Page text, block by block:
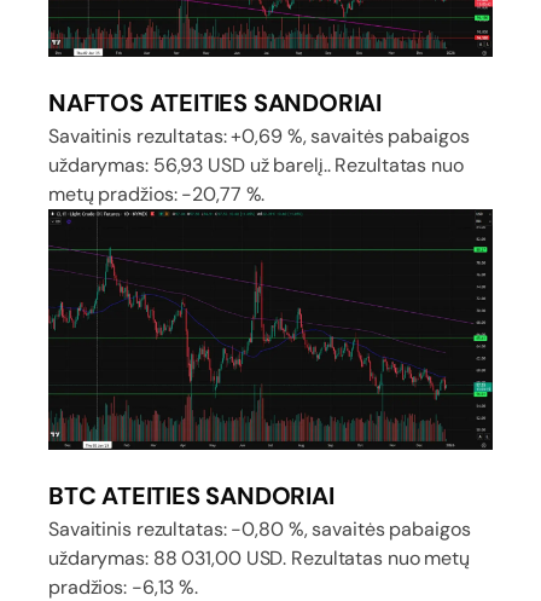
NAFTOS ATEITIES SANDORIAI
Savaitinis rezultatas: +0,69 %, savaitės pabaigos
uždarymas: 56,93 USD už barelį.. Rezultatas nuo
metų pradžios: -20,77 %.
BTC ATEITIES SANDORIAI
Savaitinis rezultatas: -0,80 %, savaitės pabaigos
uždarymas: 88 031,00 USD. Rezultatas nuo metų
pradžios: -6,13 %.